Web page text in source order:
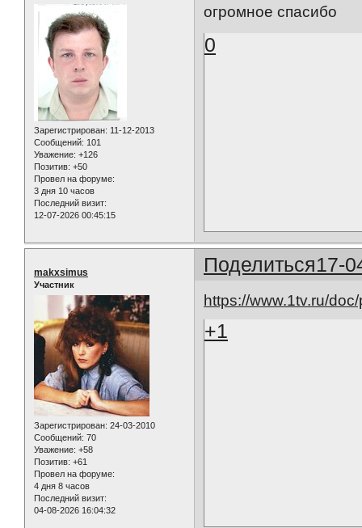
Зарегистрирован: 11-12-2013
Сообщений: 101
Уважение: +126
Позитив: +50
Провел на форуме:
3 дня 10 часов
Последний визит:
12-07-2026 00:45:15
огромное спасибо
0
Поделиться17-
makxsimus
Участник
Зарегистрирован: 24-03-2010
Сообщений: 70
Уважение: +58
Позитив: +61
Провел на форуме:
4 дня 8 часов
Последний визит:
04-08-2026 16:04:32
https://www.1tv.ru/
+1